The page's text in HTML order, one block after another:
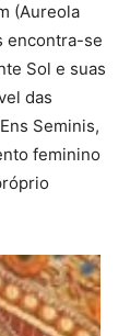
(Aureola
encontra-se
Sol e suas
das
Seminis,
feminino